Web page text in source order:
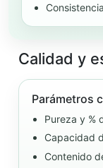
Calidad y
Parámetros
Pureza y %
Capacidad
Contenido